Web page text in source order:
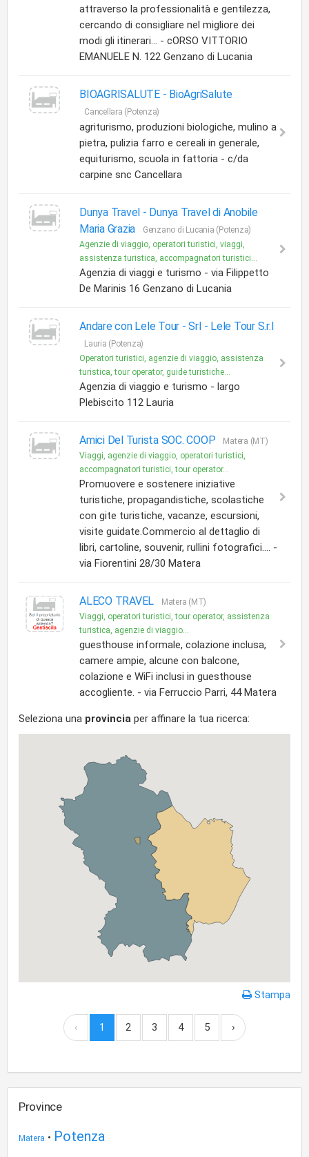
attraverso la professionalità e gentilezza,
cercando di consigliare nel migliore dei
modi gli itinerari... - cORSO VITTORIO
EMANUELE N. 122 Genzano di Lucania
BIOAGRISALUTE - BioAgriSalute
Cancellara (Potenza)
agriturismo, produzioni biologiche, mulino a
pietra, pulizia farro e cereali in generale,
equiturismo, scuola in fattoria - c/da
carpine snc Cancellara
Dunya Travel - Dunya Travel di Anobile
Maria Grazia
Genzano di Lucania (Potenza)
Agenzie di viaggio, operatori turistici, viaggi,
assistenza turistica, accompagnatori turistici...
Agenzia di viaggi e turismo - via Filippetto
De Marinis 16 Genzano di Lucania
Andare con Lele Tour - Srl - Lele Tour S.r.l
Lauria (Potenza)
Operatori turistici, agenzie di viaggio, assistenza
turistica, tour operator, guide turistiche...
Agenzia di viaggio e turismo - largo
Plebiscito 112 Lauria
Amici Del Turista SOC. COOP
Matera (MT)
Viaggi, agenzie di viaggio, operatori turistici,
accompagnatori turistici, tour operator...
Promuovere e sostenere iniziative
turistiche, propagandistiche, scolastiche
con gite turistiche, vacanze, escursioni,
visite guidate.Commercio al dettaglio di
libri, cartoline, souvenir, rullini fotografici.... -
via Fiorentini 28/30 Matera
ALECO TRAVEL
Matera (MT)
Viaggi, operatori turistici, tour operator, assistenza
turistica, agenzie di viaggio...
guesthouse informale, colazione inclusa,
camere ampie, alcune con balcone,
colazione e WiFi inclusi in guesthouse
accogliente. - via Ferruccio Parri, 44 Matera
Seleziona una provincia per affinare la tua ricerca:
Stampa
‹ 1 2 3 4 5 ›
Province
Matera • Potenza